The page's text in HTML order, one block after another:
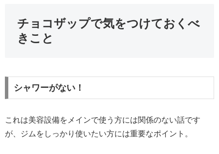
チョコザップで気をつけておくべ
きこと
シャワーがない！
これは美容設備をメインで使う方には関係のない話です
が、ジムをしっかり使いたい方には重要なポイント。